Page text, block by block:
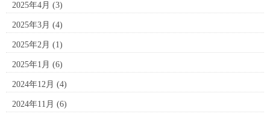
2025年4月 (3)
2025年3月 (4)
2025年2月 (1)
2025年1月 (6)
2024年12月 (4)
2024年11月 (6)